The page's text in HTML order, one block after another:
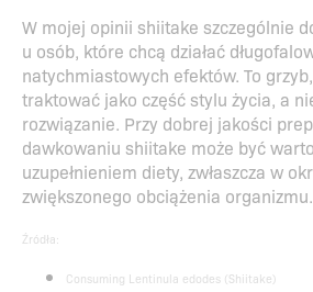
W mojej opinii shiitake szczególnie
u osób, które chcą działać
natychmiastowych efektów. To
traktować jako część stylu życia, a
rozwiązanie. Przy dobrej jakości
dawkowaniu shiitake może być
uzupełnieniem diety, zwłaszcza w
zwiększonego obciążenia organizmu.
Źródła:
Consuming Lentinula edodes (Shiitake)